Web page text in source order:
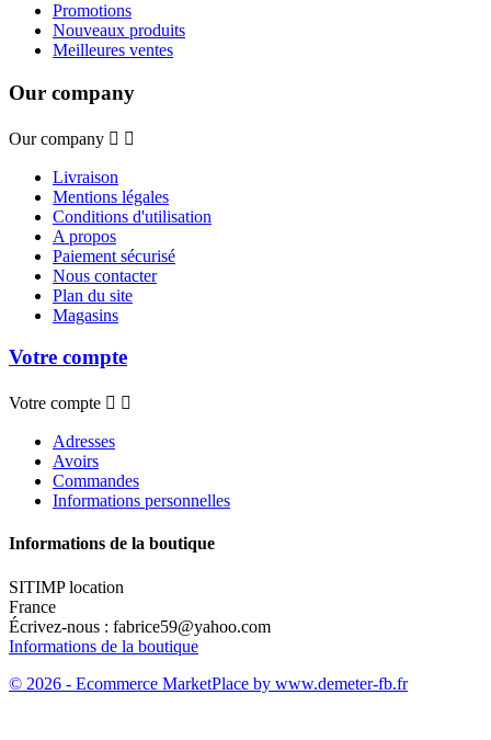
Promotions
Nouveaux produits
Meilleures ventes
Our company
Our company  
Livraison
Mentions légales
Conditions d'utilisation
A propos
Paiement sécurisé
Nous contacter
Plan du site
Magasins
Votre compte
Votre compte  
Adresses
Avoirs
Commandes
Informations personnelles
Informations de la boutique
SITIMP location
France
Écrivez-nous : fabrice59@yahoo.com
Informations de la boutique
© 2026 - Ecommerce MarketPlace by www.demeter-fb.fr